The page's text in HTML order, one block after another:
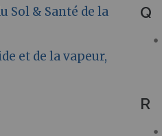
Sol & Santé de la
et de la vapeur,
Q
R